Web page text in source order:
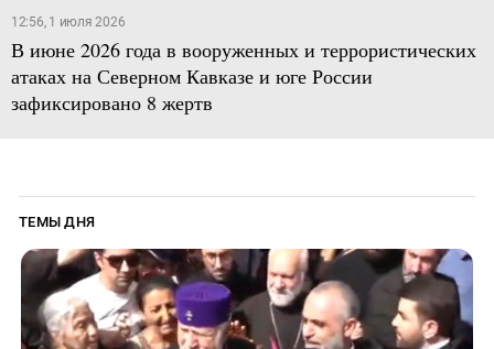
12:56, 1 июля 2026
В июне 2026 года в вооруженных и террористических
атаках на Северном Кавказе и юге России
зафиксировано 8 жертв
ТЕМЫ ДНЯ